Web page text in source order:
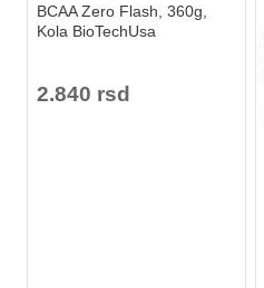
BCAA Zero Flash, 360g,
Kola BioTechUsa
2.840 rsd